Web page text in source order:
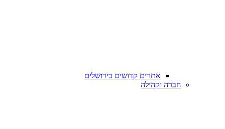
אתרים קדושים בירושלים
חברה וקהילה